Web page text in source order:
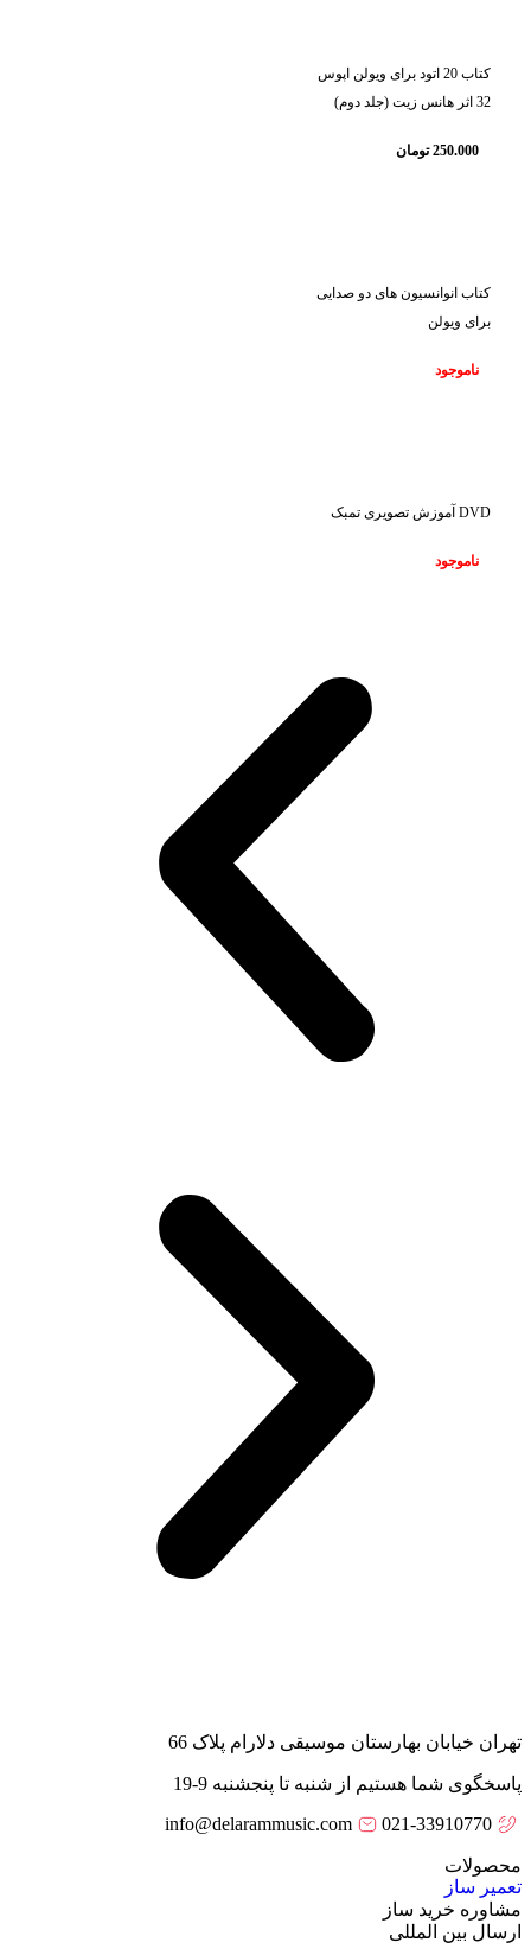
کتاب 20 اتود برای ویولن اپوس
32 اثر هانس زیت (جلد دوم)
250.000 تومان
کتاب انوانسیون های دو صدایی
برای ویولن
ناموجود
DVD آموزش تصویری تمبک
ناموجود
تهران خیابان بهارستان موسیقی دلارام پلاک 66
پاسخگوی شما هستیم از شنبه تا پنجشنبه 9-19
021-33910770
info@delarammusic.com
محصولات
تعمیر ساز
مشاوره خرید ساز
ارسال بین المللی